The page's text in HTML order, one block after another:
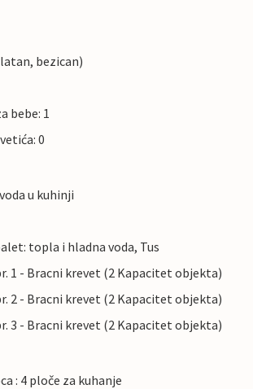
bezican)
bebe: 1
0
u kuhinji
topla i hladna voda, Tus
1 - Bracni krevet (2 Kapacitet objekta)
2 - Bracni krevet (2 Kapacitet objekta)
3 - Bracni krevet (2 Kapacitet objekta)
: 4 ploče za kuhanje